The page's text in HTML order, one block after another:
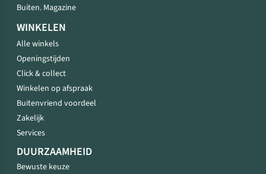
Buiten. Magazine
WINKELEN
Alle winkels
Openingstijden
Click & collect
Winkelen op afspraak
Buitenvriend voordeel
Zakelijk
Services
DUURZAAMHEID
Bewuste keuze